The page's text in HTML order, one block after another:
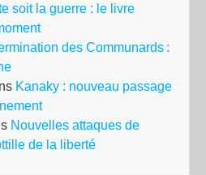
soit la guerre : le livre
des Communards :
Kanaky : nouveau passage
Nouvelles attaques de
de la liberté